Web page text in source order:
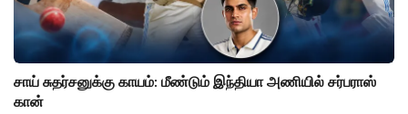
சாய் சுதர்சனுக்கு காயம்: மீண்டும் இந்தியா அணியில் சர்பராஸ்
கான்